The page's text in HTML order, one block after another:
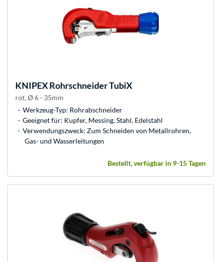
KNIPEXRohrschneider TubiX
rot, Ø 6 - 35mm
Werkzeug-Typ: Rohrabschneider
Geeignet für: Kupfer, Messing, Stahl, Edelstahl
Verwendungszweck: Zum Schneiden von Metallrohren,
Gas- und Wasserleitungen
Bestellt, verfügbar in 9-15 Tagen